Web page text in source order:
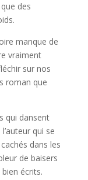
des
manque de
vraiment
sur nos
roman que
qui dansent
qui se
dans les
de baisers
écrits.